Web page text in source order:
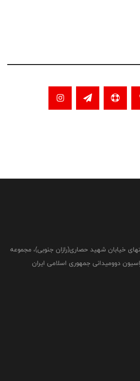
خیابان شهید حصاری(رازان جنوبی)، مجموعه
دوومیدانی جمهوری اسلامی ایران